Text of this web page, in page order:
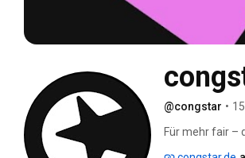
@congstar •
Für mehr fair –